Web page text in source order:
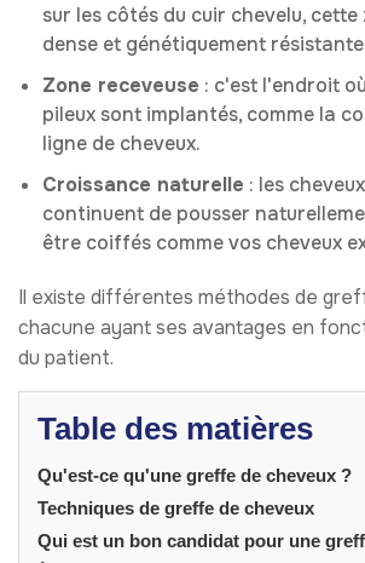
sur les côtés du cuir chevelu, cette
dense et génétiquement
Zone receveuse : c'est l'endroit
pileux sont implantés, comme la
ligne de cheveux.
Croissance naturelle : les
continuent de pousser
être coiffés comme vos cheveux
Il existe différentes méthodes de
chacune ayant ses avantages en
du patient.
Table des matières
Qu'est-ce qu'une greffe de cheveux ?
Techniques de greffe de cheveux
Qui est un bon candidat pour une